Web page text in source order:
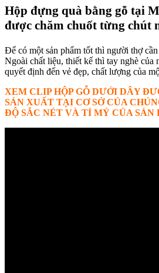
Hộp đựng quà bằng gỗ tại
được chăm chuốt từng chút
Để có một sản phẩm tốt thì người thợ
Ngoài chất liệu, thiết kế thì tay nghè của
quyết định đến vẻ đẹp, chất lượng của
XEM CLIP HỘP GỖ DƯỚI DÂY
SẢN XUẤT TẠI CƠ SỞ CỦA
ĐỘ SẮC NÉT VÀ TỈ MỶ CỦA SẢN